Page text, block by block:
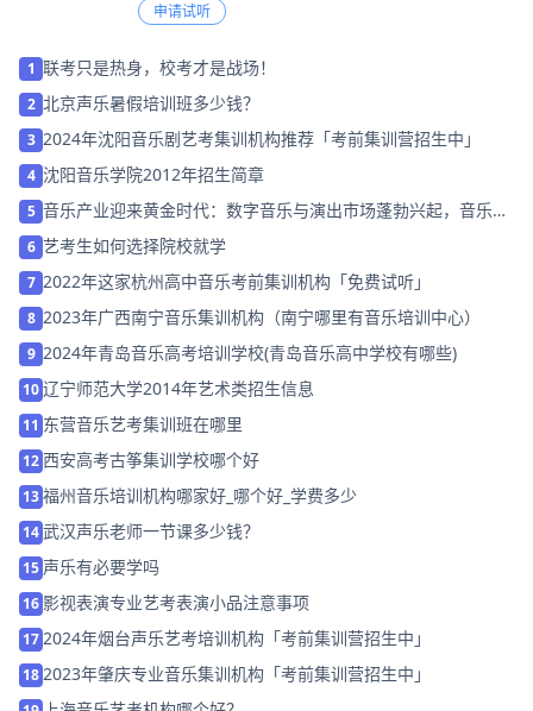
申请试听
1 联考只是热身，校考才是战场！
2 北京声乐暑假培训班多少钱？
3 2024年沈阳音乐剧艺考集训机构推荐「考前集训营招生中」
4 沈阳音乐学院2012年招生简章
5 音乐产业迎来黄金时代：数字音乐与演出市场蓬勃兴起，音乐艺
考含金量持续攀升
6 艺考生如何选择院校就学
7 2022年这家杭州高中音乐考前集训机构「免费试听」
8 2023年广西南宁音乐集训机构（南宁哪里有音乐培训中心）
9 2024年青岛音乐高考培训学校(青岛音乐高中学校有哪些)
10辽宁师范大学2014年艺术类招生信息
11 东营音乐艺考集训班在哪里
12西安高考古筝集训学校哪个好
13福州音乐培训机构哪家好_哪个好_学费多少
14武汉声乐老师一节课多少钱？
15 声乐有必要学吗
16 影视表演专业艺考表演小品注意事项
17 2024年烟台声乐艺考培训机构「考前集训营招生中」
18 2023年肇庆专业音乐集训机构「考前集训营招生中」